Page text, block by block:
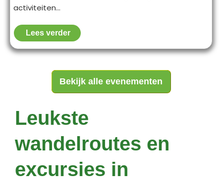
activiteiten...
Lees verder
Bekijk alle evenementen
Leukste
wandelroutes en
excursies in